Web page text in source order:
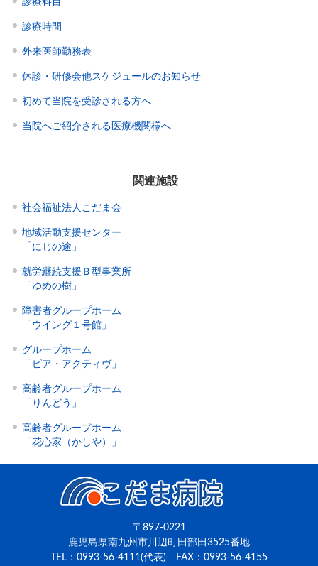
診療科目
診療時間
外来医師勤務表
休診・研修会他スケジュールのお知らせ
初めて当院を受診される方へ
当院へご紹介される医療機関様へ
関連施設
社会福祉法人こだま会
地域活動支援センター
「にじの途」
就労継続支援Ｂ型事業所
「ゆめの樹」
障害者グループホーム
「ウイング１号館」
グループホーム
「ピア・アクティヴ」
高齢者グループホーム
「りんどう」
高齢者グループホーム
「花心家（かしや）」
〒897-0221
鹿児島県南九州市川辺町田部田3525番地
TEL：0993-56-4111(代表) FAX：0993-56-4155